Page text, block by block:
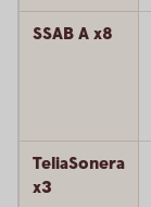
SSAB A x8
TeliaSonera
x3